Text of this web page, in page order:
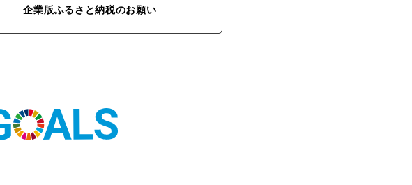
企業版ふるさと納税のお願い